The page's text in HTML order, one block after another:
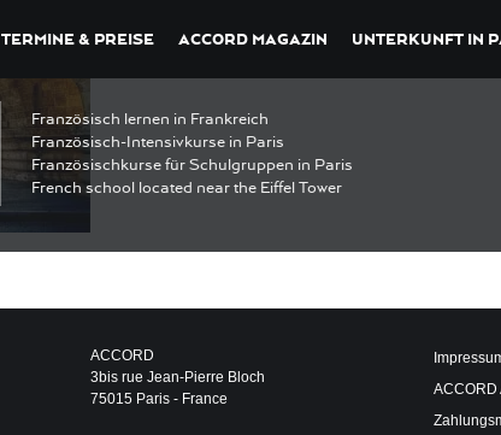
TERMINE & PREISE ACCORD MAGAZIN UNTERKUNFT IN
Französisch lernen in Frankreich
Französisch-Intensivkurse in Paris
Französischkurse für Schulgruppen in Paris
French school located near the Eiffel Tower
ACCORD
3bis rue Jean-Pierre Bloch
75015 Paris - France